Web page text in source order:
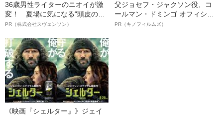
36歳男性ライターのニオイが激
変！ 夏場に気になる“頭皮のニ
オイ”や“ベタつき”を解消す
ト”が生み出した徹底ケアとは
PR（株式会社スヴェンソン）
父ジョセフ・ジャクソン役、コ
ールマン・ドミンゴ オフィシャ
ルインタビュー“観客を魅了した
PR（キノフィルムズ）
《映画『シェルター』》ジェイ